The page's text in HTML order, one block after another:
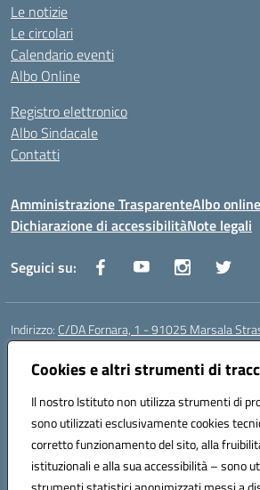
Cookies e altri strumenti di
Il nostro Istituto non utilizza strumenti di
sono utilizzati esclusivamente cookies
corretto funzionamento del sito, alla
istituzionali e alla sua accessibilità – sono
Le notizie
Le circolari
Calendario eventi
Albo Online
Registro elettronico
Albo Sindacale
Contatti
Amministrazione TrasparenteAlbo online
Dichiarazione di accessibilitàNote legali
Seguici su:
Indirizzo: C/DA Fornara, 1 - 91025 Marsala
Centralino:
Posta elettronica certificata (PEC):
Codice fiscale: 82006360810
Codice meccanografico:TPIC81600V
Codice Indice delle Pubbliche Amministrazioni
Codice unico di fatturazione (CUF): UFODYY